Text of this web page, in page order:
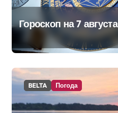
Гороскоп на 7 августа
BELTA Погода